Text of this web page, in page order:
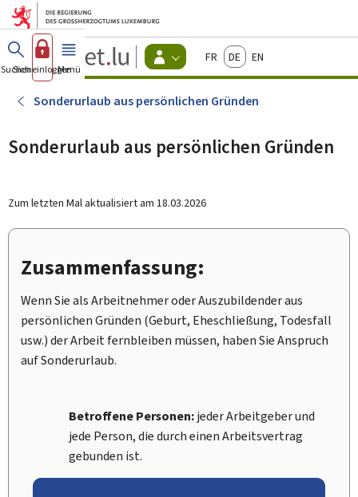
Zum Hauptmenü
Zum Inhalt
Guichet.lu
Changer
d'espace
Menu
actif
FrançaisDeutschEnglish
Suchen
Sich einloggen
Menü Haupt-
Sonderurlaub aus persönlichen Gründen
Sonderurlaub aus persönlichen Gründen
Zum letzten Mal aktualisiert am 18.03.2026
Zusammenfassung:
Wenn Sie als Arbeitnehmer oder Auszubildender aus
persönlichen Gründen (Geburt, Eheschließung, Todesfall
usw.) der Arbeit fernbleiben müssen, haben Sie Anspruch
auf Sonderurlaub.
Betroffene Personen:jeder Arbeitgeber und
jede Person, die durch einen Arbeitsvertrag
gebunden ist.